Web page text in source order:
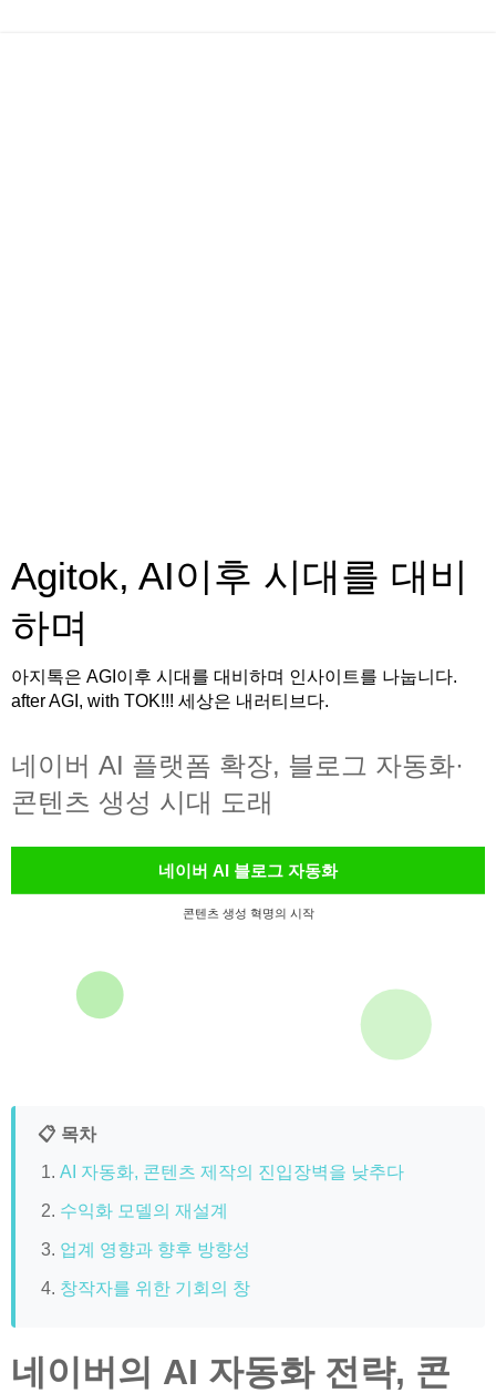
Agitok, AI이후 시대를 대비
하며
아지톡은 AGI이후 시대를 대비하며 인사이트를 나눕니다.
after AGI, with TOK!!! 세상은 내러티브다.
네이버 AI 플랫폼 확장, 블로그 자동화·
콘텐츠 생성 시대 도래
네이버 AI 블로그 자동화
콘텐츠 생성 혁명의 시작
📋 목차
AI 자동화, 콘텐츠 제작의 진입장벽을 낮추다
수익화 모델의 재설계
업계 영향과 향후 방향성
창작자를 위한 기회의 창
네이버의 AI 자동화 전략, 콘